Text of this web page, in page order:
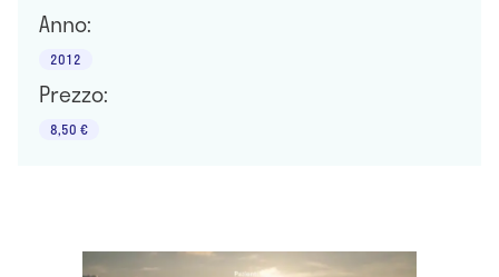
Anno:
2012
Prezzo:
8,50 €